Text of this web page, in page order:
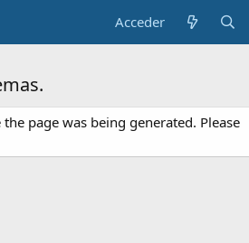
Acceder
page was being generated. Please